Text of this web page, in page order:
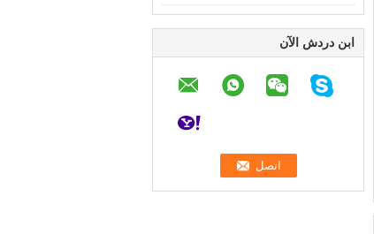
ابن دردش الآن